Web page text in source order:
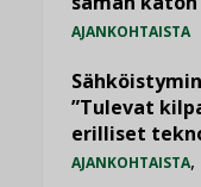
AJANKOHTAISTA
”Tulevat
erilliset
AJANKOHTAISTA,